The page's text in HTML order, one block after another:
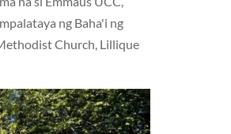
ng Baha'i ng
Church, Lillique